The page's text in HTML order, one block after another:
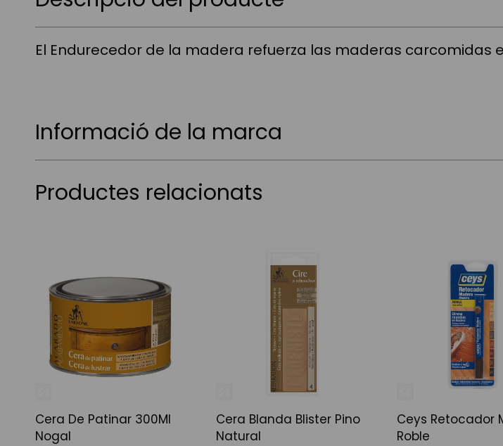
El Endurecedor de la madera refuerza las maderas carcomidas
Informació de la marca
Productes relacionats
Cera De Patinar 300Ml
Nogal
Cera Blanda Blister Pino
Natural
Ceys Retocador
Roble